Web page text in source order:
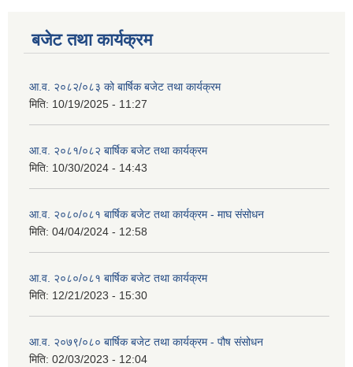
बजेट तथा कार्यक्रम
आ.व. २०८२/०८३ को बार्षिक बजेट तथा कार्यक्रम
मिति: 10/19/2025 - 11:27
आ.व. २०८१/०८२ बार्षिक बजेट तथा कार्यक्रम
मिति: 10/30/2024 - 14:43
आ.व. २०८०/०८१ बार्षिक बजेट तथा कार्यक्रम - माघ संसोधन
मिति: 04/04/2024 - 12:58
आ.व. २०८०/०८१ बार्षिक बजेट तथा कार्यक्रम
मिति: 12/21/2023 - 15:30
आ.व. २०७९/०८० बार्षिक बजेट तथा कार्यक्रम - पौष संसोधन
मिति: 02/03/2023 - 12:04